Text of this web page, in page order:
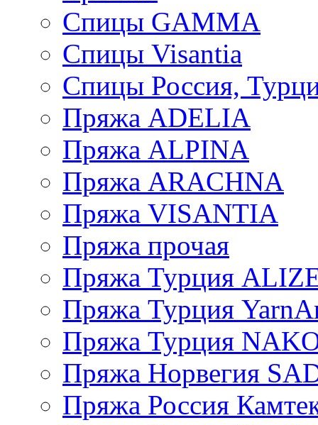
Спицы GAMMA
Спицы Visantia
Спицы Россия,
Пряжа ADELIA
Пряжа ALPINA
Пряжа ARACHNA
Пряжа VISANTIA
Пряжа прочая
Пряжа Турция
Пряжа Турция
Пряжа Турция
Пряжа Норвегия
Пряжа Россия